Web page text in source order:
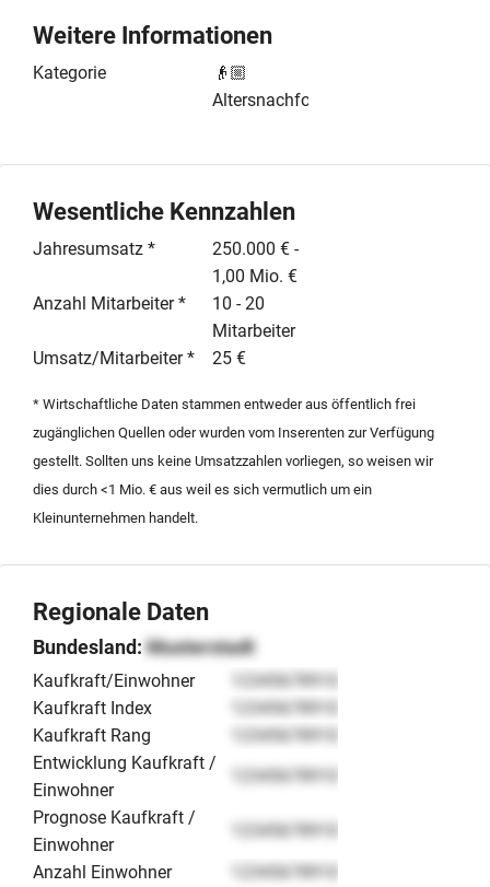
Team besteht aus rund 17 qualifizierten und loyalen
Mitarbeitern. Bei einem Jahresumsatz von ca. 900.000
EUR wird ein Jahresüberschuss von etwa 100.000 EUR
aus Altersgründen im Rahmen einer strukturierten
der nachgelagerten Kaufpreisfinanzierung, wie Earn-
Outs oder Verkäuferdarlehen, grundsätzlich
ausgeschlossen sind. Der Übergang der GbR bietet eine
solide Basis für Investoren oder strategische Käufer,
die im Berliner Gesundheitssektor wachsen möchten.
Weitere Informationen
Kategorie
👴🏼
Altersnachfolge
Wesentliche Kennzahlen
Jahresumsatz *
250.000 € -
1,00 Mio. €
Anzahl Mitarbeiter *
10 - 20
Mitarbeiter
Umsatz/Mitarbeiter *
25 €
* Wirtschaftliche Daten stammen entweder aus öffentlich frei
zugänglichen Quellen oder wurden vom Inserenten zur Verfügung
gestellt. Sollten uns keine Umsatzzahlen vorliegen, so weisen wir
dies durch <1 Mio. € aus weil es sich vermutlich um ein
Kleinunternehmen handelt.
Regionale Daten
Bundesland:Musterstadt
Kaufkraft/Einwohner
12345678910
Kaufkraft Index
12345678910
Kaufkraft Rang
12345678910
Entwicklung Kaufkraft /
Einwohner
12345678910
Prognose Kaufkraft /
Einwohner
12345678910
Anzahl Einwohner
12345678910